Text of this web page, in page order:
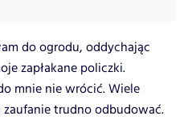
do ogrodu, oddychając
zapłakane policzki.
mnie nie wrócić. Wiele
zaufanie trudno odbudować.